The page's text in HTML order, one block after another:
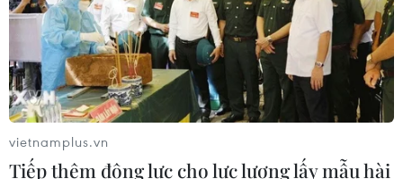
vietnamplus.vn
Tiếp thêm động lực cho lực lượng lấy mẫu hài